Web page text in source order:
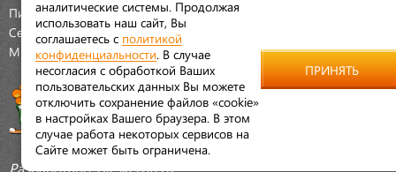
Пионы
Семена Овощей
Мраморная крошка
Разработано:
аналитические системы. Продолжая
использовать наш сайт, Вы
соглашаетесь с политикой
конфиденциальности . В случае
несогласия с обработкой Ваших
пользовательских данных Вы можете
отключить сохранение файлов «cookie»
в настройках Вашего браузера. В этом
случае работа некоторых сервисов на
Сайте может быть ограничена.
ПРИНЯТЬ